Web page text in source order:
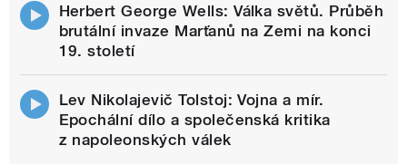
Herbert George Wells: Válka světů. Průběh
brutální invaze Marťanů na Zemi na konci
19. století
Lev Nikolajevič Tolstoj: Vojna a mír.
Epochální dílo a společenská kritika
z napoleonských válek